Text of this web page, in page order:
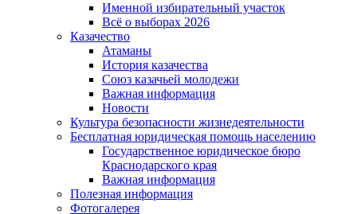
Именной избирательный участок
Всё о выборах 2026
Казачество
Атаманы
История казачества
Союз казачьей молодежи
Важная информация
Новости
Культура безопасности жизнедеятельности
Бесплатная юридическая помощь населению
Государственное юридическое бюро
Краснодарского края
Важная информация
Полезная информация
Фотогалерея